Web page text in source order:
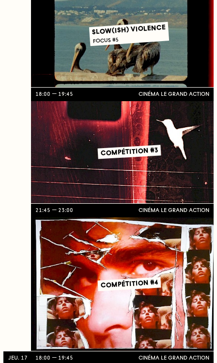
SLOW(ISH) VIOLENCE
FOCUS #5
18:00 19:45 CINÉMA LE GRAND ACTION
COMPÉTITION #3
21:45 23:00 CINÉMA LE GRAND ACTION
COMPÉTITION #4
JEU. 17 18:00 19:45 CINÉMA LE GRAND ACTION